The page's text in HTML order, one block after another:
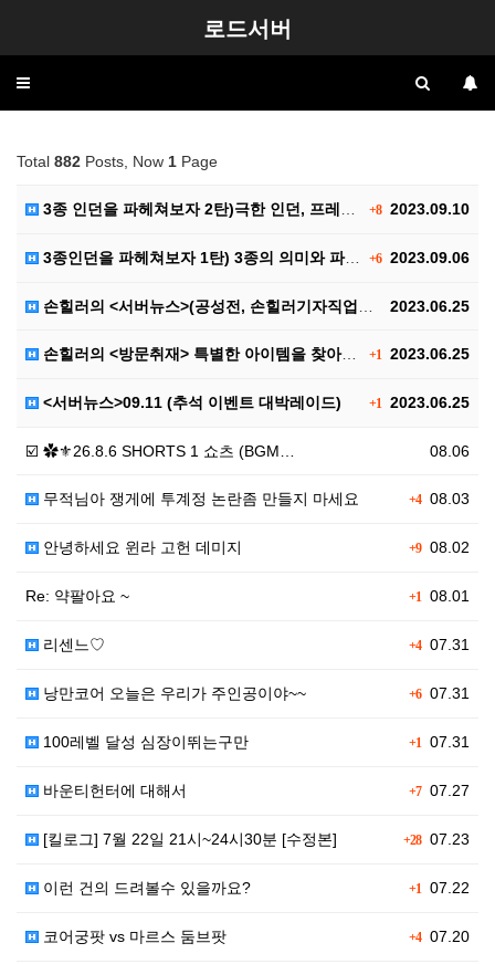
로드서버
Toggle
Total 882 Posts, Now 1 Page
+82023.09.10
3종 인던을 파헤쳐보자 2탄)극한 인던, 프레야 인던,…
+62023.09.06
3종인던을 파헤쳐보자 1탄) 3종의 의미와 파티구성, …
2023.06.25
손힐러의 <서버뉴스>(공성전, 손힐러기자직업공개(?))
+1 2023.06.25
손힐러의 <방문취재> 특별한 아이템을 찾아서..
+1 2023.06.25
<서버뉴스>09.11 (추석 이벤트 대박레이드)
08.06
☑️ ✿⚜26.8.6 SHORTS 1 쇼츠 (BGM…
+408.03
무적님아 쟁게에 투계정 논란좀 만들지 마세요
+908.02
안녕하세요 윈라 고헌 데미지
+1 08.01
Re: 약팔아요 ~
+407.31
리센느♡
+607.31
낭만코어 오늘은 우리가 주인공이야~~
+1 07.31
100레벨 달성 심장이뛰는구만
+707.27
바운티헌터에 대해서
+2807.23
[킬로그] 7월 22일 21시~24시30분 [수정본]
+1 07.22
이런 건의 드려볼수 있을까요?
+407.20
코어궁팟 vs 마르스 둠브팟